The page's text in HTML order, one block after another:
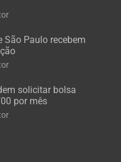
São Paulo recebem
solicitar bolsa
por mês